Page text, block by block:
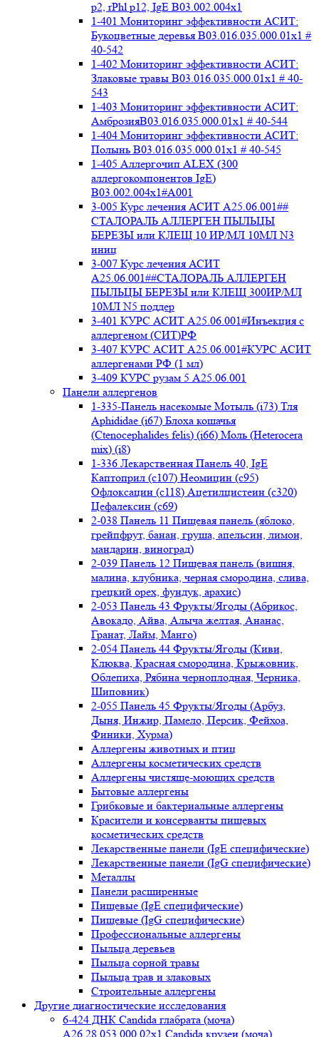
p2, rPhl p12, IgE В03.002.004x1
1-401 Мониторинг эффективности АСИТ:
Букоцветные деревья B03.016.035.000.01x1 #
40-542
1-402 Мониторинг эффективности АСИТ:
Злаковые травы B03.016.035.000.01x1 # 40-
543
1-403 Мониторинг эффективности АСИТ:
АмброзияB03.016.035.000.01x1 # 40-544
1-404 Мониторинг эффективности АСИТ:
Полынь B03.016.035.000.01x1 # 40-545
1-405 Аллергочип ALEX (300
аллергокомпонентов IgE)
В03.002.004x1#А001
3-005 Курс лечения АСИТ А25.06.001##
СТАЛОРАЛЬ АЛЛЕРГЕН ПЫЛЬЦЫ
БЕРЕЗЫ или КЛЕЩ 10 ИР/МЛ 10МЛ N3
иниц
3-007 Курс лечения АСИТ
А25.06.001##СТАЛОРАЛЬ АЛЛЕРГЕН
ПЫЛЬЦЫ БЕРЕЗЫ или КЛЕЩ 300ИР/МЛ
10МЛ N5 поддер
3-401 КУРС АСИТ А25.06.001#Инъекция с
аллергеном (СИТ)РФ
3-407 КУРС АСИТ А25.06.001#КУРС АСИТ
аллергенами РФ (1 мл)
3-409 КУРС рузам 5 А25.06.001
Панели аллергенов
1-335-Панель насекомые Мотыль (i73) Тля
Aphididae (i67) Блоха кошачья
(Ctenocephalides felis) (i66) Моль (Heterocera
mix) (i8)
1-336 Лекарственная Панель 40, IgE
Каптоприл (с107) Неомицин (c95)
Офлоксацин (с118) Ацетилцистеин (с320)
Цефалексин (с69)
2-038 Панель 11 Пищевая панель (яблоко,
грейпфрут, банан, груша, апельсин, лимон,
мандарин, виноград)
2-039 Панель 12 Пищевая панель (вишня,
малина, клубника, черная смородина, слива,
грецкий орех, фундук, арахис)
2-053 Панель 43 Фрукты/Ягоды (Абрикос,
Авокадо, Айва, Алыча желтая, Ананас,
Гранат, Лайм, Манго)
2-054 Панель 44 Фрукты/Ягоды (Киви,
Клюква, Красная смородина, Крыжовник,
Облепиха, Рябина черноплодная, Черника,
Шиповник)
2-055 Панель 45 Фрукты/Ягоды (Арбуз,
Дыня, Инжир, Памело, Персик, Фейхоа,
Финики, Хурма)
Аллергены животных и птиц
Аллергены косметических средств
Аллергены чистяще-моющих средств
Бытовые аллергены
Грибковые и бактериальные аллергены
Красители и консерванты пищевых
косметических средств
Лекарственные панели (IgE специфические)
Лекарственные панели (IgG специфические)
Металлы
Панели расширенные
Пищевые (IgE специфические)
Пищевые (IgG специфические)
Профессиональные аллергены
Пыльца деревьев
Пыльца сорной травы
Пыльца трав и злаковых
Строительные аллергены
Другие диагностические исследования
6-424 ДНК Candida глабрата (моча)
A26.28.053.000.02x1 Candida крузеи (моча)